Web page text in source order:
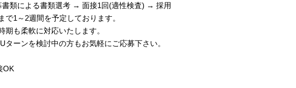
類による書類選考 → 面接1回(適性検査) → 採用
で1～2週間を予定しております。
期も柔軟に対応いたします。
ターンを検討中の方もお気軽にご応募下さい。
OK